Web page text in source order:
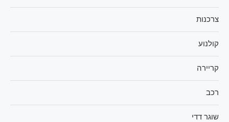
צרכנות
קולנוע
קריירה
רכב
שוגר דדי